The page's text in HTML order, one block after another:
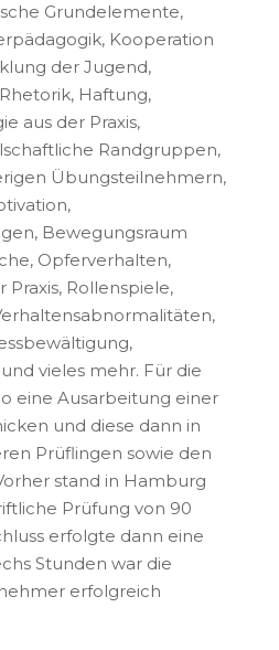
Grundelemente,
Kooperation
der Jugend,
Haftung,
aus der Praxis,
Randgruppen,
Übungsteilnehmern,
Bewegungsraum
Opferverhalten,
Rollenspiele,
vieles mehr. Für die
eine Ausarbeitung einer
und diese dann in
Prüflingen sowie den
stand in Hamburg
Prüfung von 90
erfolgte dann eine
Stunden war die
erfolgreich